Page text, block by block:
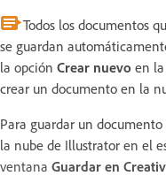
Todos los documentos
se guardan
la opción Crear nuevo en
crear un documento en la
Para guardar un
la nube de Illustrator en el
ventana Guardar en